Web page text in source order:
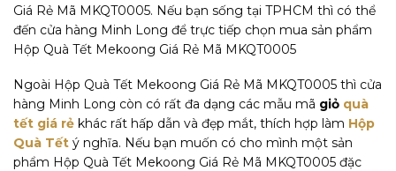
Giá Rẻ Mã MKQT0005. Nếu bạn sống tại TPHCM thì có thể
đến cửa hàng Minh Long để trực tiếp chọn mua sản phẩm
Hộp Quà Tết Mekoong Giá Rẻ Mã MKQT0005
Ngoài Hộp Quà Tết Mekoong Giá Rẻ Mã MKQT0005 thì cửa
hàng Minh Long còn có rất đa dạng các mẫu mã giỏ quà
tết giá rẻ khác rất hấp dẫn và đẹp mắt, thích hợp làm Hộp
Quà Tết ý nghĩa. Nếu bạn muốn có cho mình một sản
phẩm Hộp Quà Tết Mekoong Giá Rẻ Mã MKQT0005 đặc